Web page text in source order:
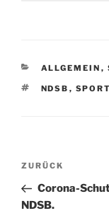
KATEGORIEN
ALLGEMEIN ,
NDSB ,
Vorheriger
Beitrag
ZURÜCK
Corona-
NDSB.